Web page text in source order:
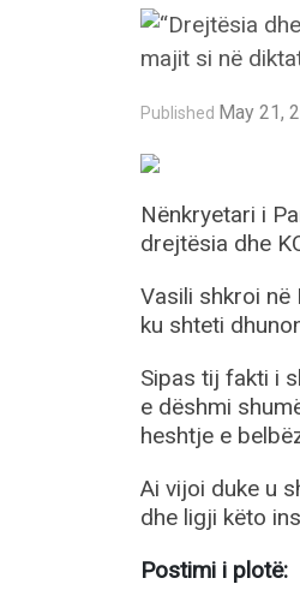
Published May 21,
Nënkryetari i
drejtësia dhe
Vasili shkroi
ku shteti
Sipas tij fakti i
e dëshmi
heshtje e
Ai vijoi duke u
dhe ligji këto
Postimi i plotë: